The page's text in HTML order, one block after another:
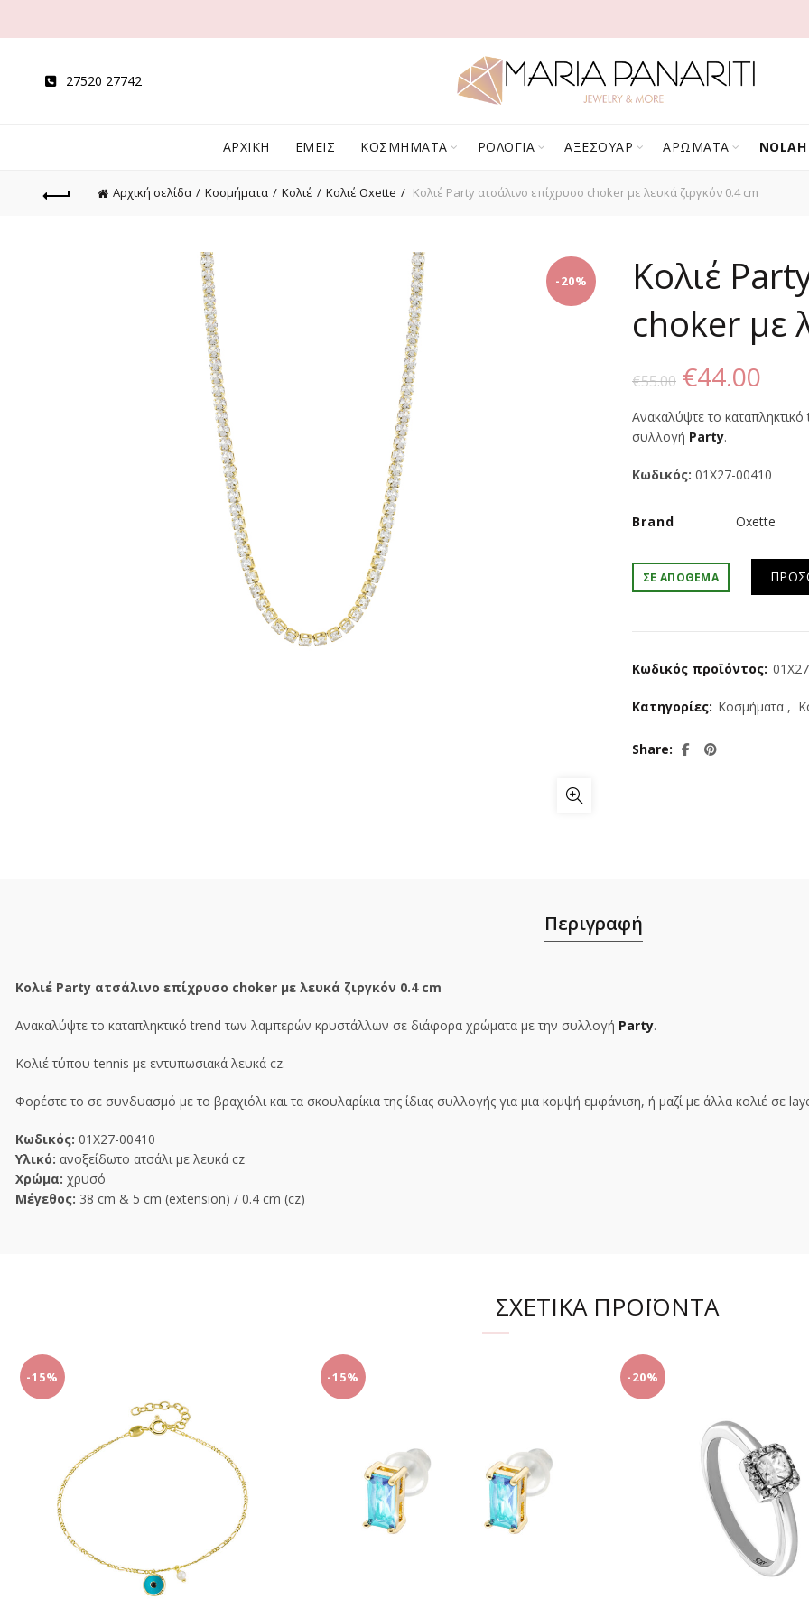
27520 27742
ΑΡΧΙΚΗ ΕΜΕΙΣ ΚΟΣΜΗΜΑΤΑ ΡΟΛΟΓΙΑ ΑΞΕΣΟΥΑΡ ΑΡΩΜΑΤΑ NOLAH
Αρχική σελίδα Κοσμήματα Κολιέ Κολιέ Oxette Κολιέ Party ατσάλινο επίχρυσο choker με λευκά ζιργκόν 0.4 cm
-20%
Κολιέ
choker με
€55.00 Original
price
was:
€44.00
Ανακαλύψτε το
συλλογή Party.
Κωδικός: 01X27-00410
Brand Oxette
ΣΕ ΑΠΌΘΕΜΑ
Κωδικός προϊόντος:
Κατηγορίες: Κοσμήματα ,
Share
Περιγραφή
Κολιέ Party ατσάλινο επίχρυσο choker με λευκά ζιργκόν 0.4 cm
Ανακαλύψτε το καταπληκτικό trend των λαμπερών κρυστάλλων σε διάφορα χρώματα με την συλλογή Party.
Κολιέ τύπου tennis με εντυπωσιακά λευκά cz.
Φορέστε το σε συνδυασμό με το βραχιόλι και τα σκουλαρίκια της ίδιας συλλογής για μια κομψή εμφάνιση, ή μαζί με άλλα κολιέ σε
Κωδικός: 01X27-00410
Υλικό: ανοξείδωτο ατσάλι με λευκά cz
Χρώμα: χρυσό
Μέγεθος: 38 cm & 5 cm (extension) / 0.4 cm (cz)
ΣΧΕΤΙΚΆ ΠΡΟΪΌΝΤΑ
-15% -15% -20%